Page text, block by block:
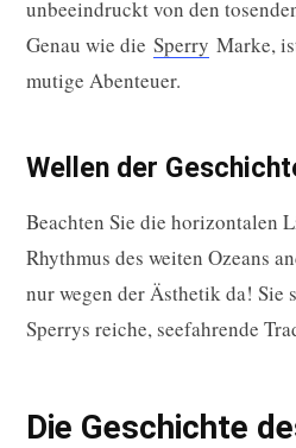
unbeeindruckt von den
Genau wie die Sperry Marke,
mutige Abenteuer.
Wellen der
Beachten Sie die horizontalen
Rhythmus des weiten Ozeans
nur wegen der Ästhetik da! Sie
Sperrys reiche, seefahrende
Die Geschichte